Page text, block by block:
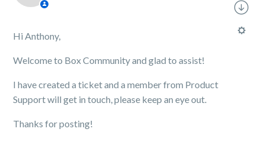
Hi Anthony,
Welcome to Box Community and glad to assist!
I have created a ticket and a member from Product
Support will get in touch, please keep an eye out.
Thanks for posting!